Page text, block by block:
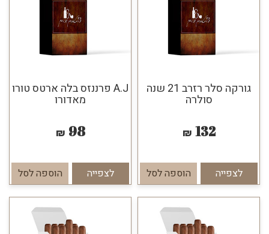
גורקה סלר רזרב 21 שנה
סולרה
132
₪
לצפייה הוספה לסל
A.J פרננזס בלה ארטס טורו
מאדורו
98
₪
לצפייה הוספה לסל